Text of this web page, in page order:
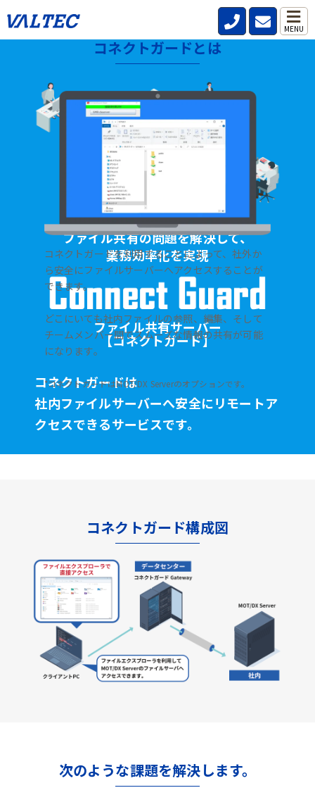
MENU
製品・サービス>ファイル共有サーバー【コネクトガード】
ファイル共有の問題を解決して、
業務効率化を実現
ファイル共有サーバー
【コネクトガード】
コネクトガードは
社内ファイルサーバーへ安全にリモートア
クセスできるサービスです。
コネクトガードとは
コネクトガードを利用することによって、社外か
ら安全にファイルサーバーへアクセスすることが
できます。
どこにいても社内ファイルの参照、編集、そして
チームメンバー間でスムーズな情報の共有が可能
になります。
*コネクトガードはMOT/DX Serverのオプションです。
コネクトガード構成図
次のような課題を解決します。